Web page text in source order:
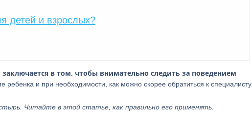
детей и взрослых?
в том, чтобы внимательно следить за поведением
ребенка и при необходимости, как можно скорее обратиться к специалисту.
Читайте в этой статье, как правильно его применять.